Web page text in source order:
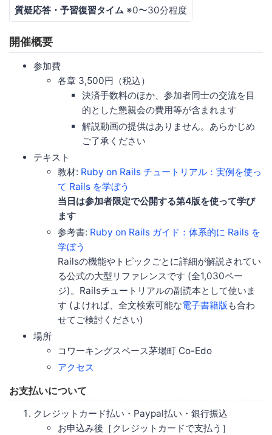
質疑応答・予習復習タイム ※0〜30分程度
開催概要
参加費
各章 3,500円（税込）
決済手数料のほか、参加者同士の交流を目
的とした懇親会の費用等が含まれます
解説動画の提供はありません。あらかじめ
ご了承ください
テキスト
教材: Ruby on Rails チュートリアル：実例を使っ
て Rails を学ぼう
当日は参加者限定で公開する第4版を使って学び
ます
参考書: Ruby on Rails ガイド：体系的に Rails を
学ぼう
Railsの機能やトピックごとに詳細が解説されてい
る公式の大型リファレンスです (全1,030ペー
ジ)。Railsチュートリアルの副読本として使いま
す (よければ、全文検索可能な電子書籍版 も合わ
せてご検討ください)
場所
コワーキングスペース茅場町 Co-Edo
アクセス
お支払いについて
クレジットカード払い・Paypal払い・銀行振込
お申込み後［クレジットカードで支払う］